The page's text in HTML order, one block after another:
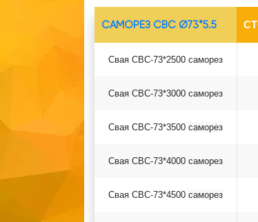
САМОРЕЗ СВС Ø73*5.5
Свая СВС-73*2500 саморез
Свая СВС-73*3000 саморез
Свая СВС-73*3500 саморез
Свая СВС-73*4000 саморез
Свая СВС-73*4500 саморез